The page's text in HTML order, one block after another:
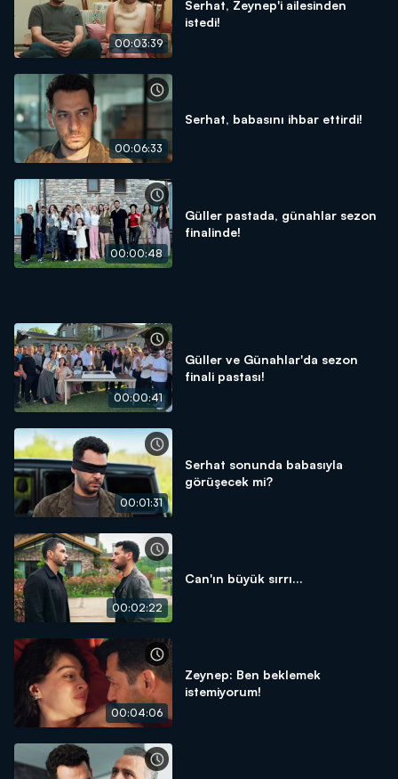
00:03:39
Serhat, Zeynep'i ailesinden
istedi!
00:06:33
Serhat, babasını ihbar ettirdi!
00:00:48
Güller pastada, günahlar sezon
finalinde!
00:00:41
Güller ve Günahlar'da sezon
finali pastası!
00:01:31
Serhat sonunda babasıyla
görüşecek mi?
00:02:22
Can'ın büyük sırrı...
00:04:06
Zeynep: Ben beklemek
istemiyorum!